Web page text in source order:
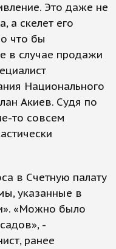
Это даже не
а скелет его
что бы
в случае продажи
Национального
Акиев. Судя по
то совсем
в Счетную палату
указанные в
«Можно было
-
ранее